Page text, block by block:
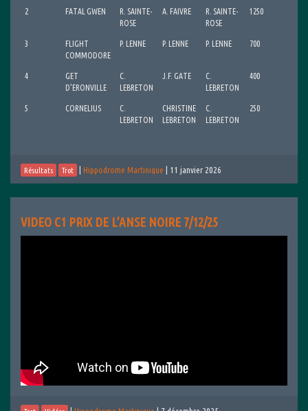
2 FATAL GWEN
R. SAINTE-
ROSE
A. FAIVRE
R. SAINTE-
ROSE
1250
3
FLIGHT
COMMODORE
P. LENNE P. LENNE P. LENNE 700
4
GET
D’ERONVILLE
C.
LEBRETON
J.F. GATE
C.
LEBRETON
400
5 CORNELIUS
C.
LEBRETON
CHRISTINE
LEBRETON
C.
LEBRETON
250
Résultats Trot Hippodrome Martinique 11 janvier 2026
VIDEO C1 PRIX DE L’ANSE NOIRE 7/12/25